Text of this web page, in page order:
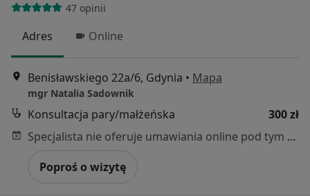
47 opinii
Adres Online
Benisławskiego 22a/6, Gdynia • Mapa
mgr Natalia Sadownik
Konsultacja pary/małżeńska
300 zł
Specjalista nie oferuje umawiania online pod tym adresem.
Poproś o wizytę